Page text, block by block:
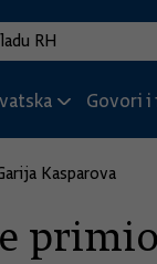
Govori
Kasparova